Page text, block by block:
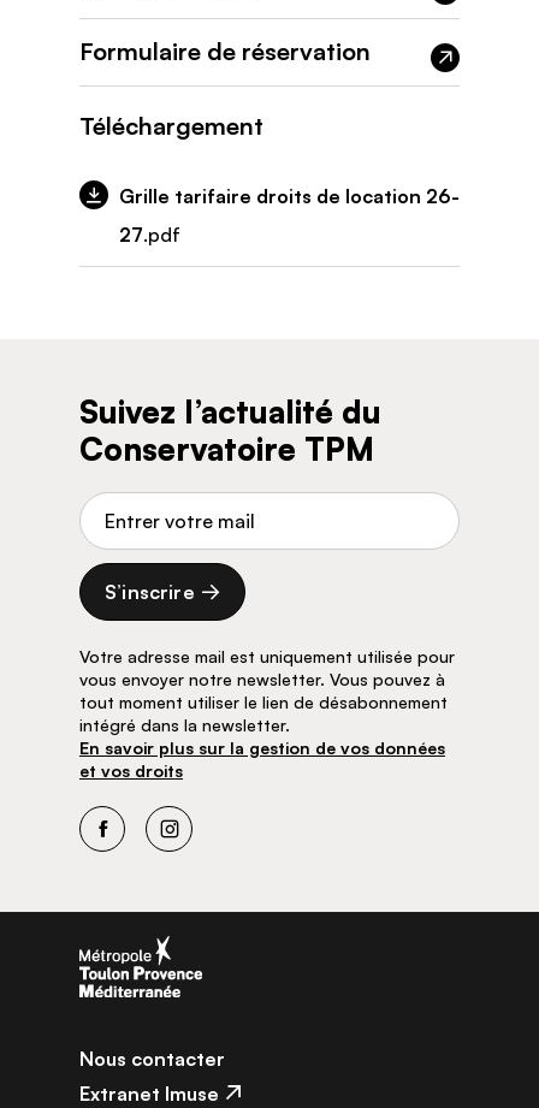
Formulaire de réservation
Téléchargement
Grille tarifaire droits de location 26-
27.pdf
Suivez l’actualité du
Conservatoire TPM
Adresse de courriel
S’inscrire
Votre adresse mail est uniquement utilisée pour
vous envoyer notre newsletter. Vous pouvez à
tout moment utiliser le lien de désabonnement
intégré dans la newsletter.
En savoir plus sur la gestion de vos données
et vos droits
FacebookInstagram
Nous contacter
Extranet Imuse